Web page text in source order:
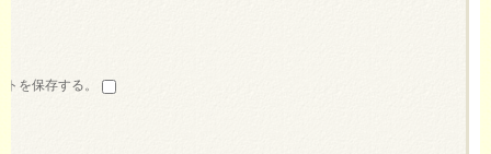
を保存する。